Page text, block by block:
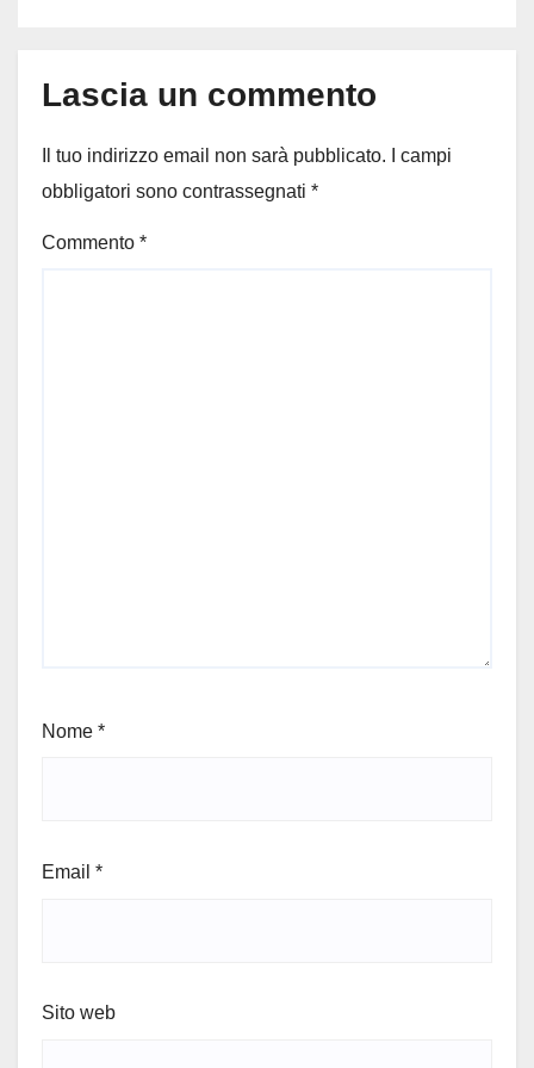
Lascia un commento
Il tuo indirizzo email non sarà pubblicato.
I campi
obbligatori sono contrassegnati *
Commento *
Nome *
Email *
Sito web